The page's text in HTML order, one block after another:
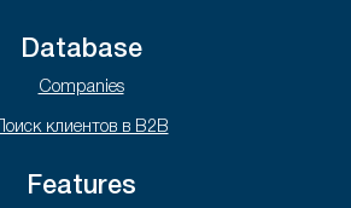
Database
Companies
Поиск клиентов в B2B
Features